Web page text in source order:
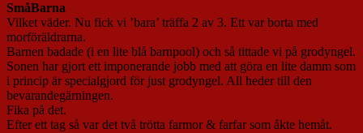
SmåBarna
Vilket väder. Nu fick vi ’bara’ träffa 2 av 3. Ett var borta med
morföräldrarna.
Barnen badade (i en lite blå barnpool) och så tittade vi på grodyngel.
Sonen har gjort ett imponerande jobb med att göra en lite damm som
i princip är specialgjord för just grodyngel. All heder till den
bevarandegärningen.
Fika på det.
Efter ett tag så var det två trötta farmor & farfar som åkte hemåt.